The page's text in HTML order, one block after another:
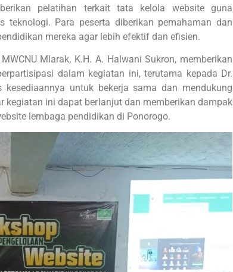
pelatihan terkait tata kelola website guna
teknologi. Para peserta diberikan pemahaman dan
mereka agar lebih efektif dan efisien.
Mlarak, K.H. A. Halwani Sukron, memberikan
dalam kegiatan ini, terutama kepada Dr.
kesediaannya untuk bekerja sama dan mendukung
kegiatan ini dapat berlanjut dan memberikan dampak
lembaga pendidikan di Ponorogo.